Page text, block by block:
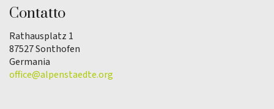
Contatto
Rathausplatz 1
87527 Sonthofen
Germania
office@alpenstaedte.org